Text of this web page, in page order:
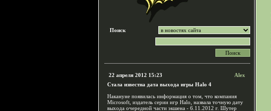
Поиск
22 апреля 2012 15:23
Alex
Стала известна дата выхода игры Halo 4
Накануне появилась информация о том, что компания
Microsoft, издатель серии игр Halo, назвала точную дату
выхода очередной части экшена - 6.11.2012 г. Шутер